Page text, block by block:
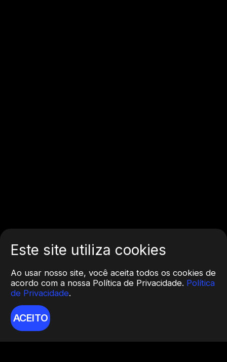
Este site utiliza cookies
Ao usar nosso site, você aceita todos os cookies de
acordo com a nossa Política de Privacidade. Política
de Privacidade.
ACEITO